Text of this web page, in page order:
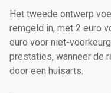
Het tweede ontwerp
remgeld in, met 2 euro
euro voor niet-
prestaties, wanneer de
door een huisarts.